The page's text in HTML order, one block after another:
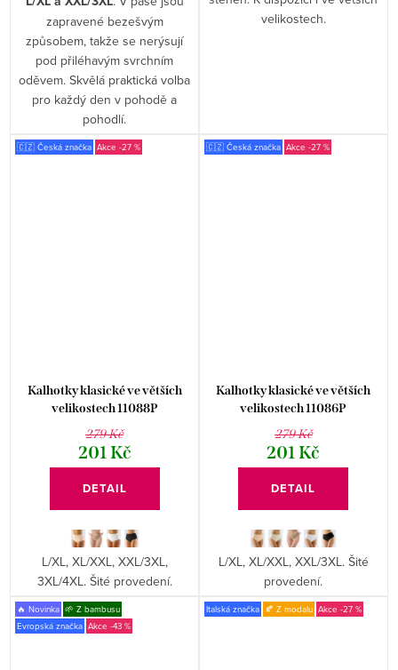
zapravené bezešvým
způsobem, takže se nerýsují
pod přiléhavým svrchním
oděvem. Skvělá praktická volba
pro každý den v pohodě a
pohodlí.
velikostech.
🇨🇿 Česká značka -27 %
Kalhotky klasické ve větších
velikostech 11088P
279 Kč
201 Kč
DETAIL
L/XL, XL/XXL, XXL/3XL,
3XL/4XL. Šité provedení.
🇨🇿 Česká značka -27 %
Kalhotky klasické ve větších
velikostech 11086P
279 Kč
201 Kč
DETAIL
L/XL, XL/XXL, XXL/3XL. Šité
provedení.
🔥 Novinka 🌱 Z bambusu
Evropská značka
-43 %
Italská značka 🍂 Z modalu -27 %